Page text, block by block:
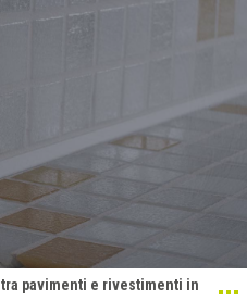
tra pavimenti e rivestimenti in